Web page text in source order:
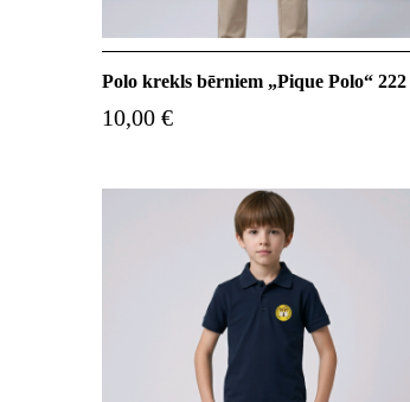
Polo krekls bērniem „Pique Polo“ 222
10,00 €